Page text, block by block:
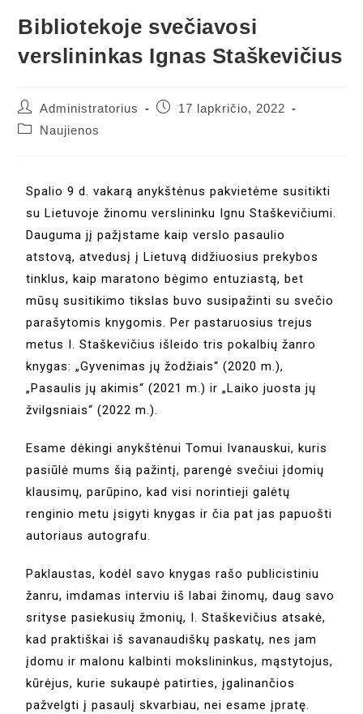
Bibliotekoje svečiavosi
verslininkas Ignas Staškevičius
Administratorius
17 lapkričio, 2022
Naujienos
Spalio 9 d. vakarą anykštėnus pakvietėme susitikti
su Lietuvoje žinomu verslininku Ignu Staškevičiumi.
Dauguma jį pažįstame kaip verslo pasaulio
atstovą, atvedusį į Lietuvą didžiuosius prekybos
tinklus, kaip maratono bėgimo entuziastą, bet
mūsų susitikimo tikslas buvo susipažinti su svečio
parašytomis knygomis. Per pastaruosius trejus
metus I. Staškevičius išleido tris pokalbių žanro
knygas: „Gyvenimas jų žodžiais“ (2020 m.),
„Pasaulis jų akimis“ (2021 m.) ir „Laiko juosta jų
žvilgsniais“ (2022 m.).
Esame dėkingi anykštėnui Tomui Ivanauskui, kuris
pasiūlė mums šią pažintį, parengė svečiui įdomių
klausimų, parūpino, kad visi norintieji galėtų
renginio metu įsigyti knygas ir čia pat jas papuošti
autoriaus autografu.
Paklaustas, kodėl savo knygas rašo publicistiniu
žanru, imdamas interviu iš labai žinomų, daug savo
srityse pasiekusių žmonių, I. Staškevičius atsakė,
kad praktiškai iš savanaudiškų paskatų, nes jam
įdomu ir malonu kalbinti mokslininkus, mąstytojus,
kūrėjus, kurie sukaupė patirties, įgalinančios
pažvelgti į pasaulį skvarbiau, nei esame įpratę.